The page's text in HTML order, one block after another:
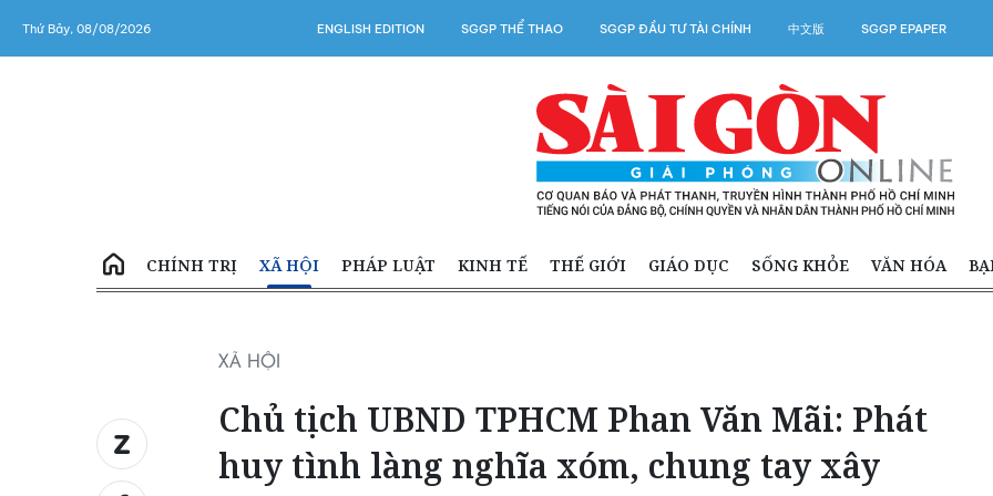
Thứ Bảy, 08/08/2026 ENGLISH EDITION SGGP THỂ THAO SGGP ĐẦU TƯ TÀI CHÍNH 中文版 SGGP EPAPER
CHÍNH TRỊ XÃ HỘI PHÁP LUẬT KINH TẾ THẾ GIỚI GIÁO DỤC SỐNG KHỎE VĂN HÓA
XÃ HỘI
Chủ tịch UBND TPHCM Phan Văn Mãi: Phát
huy tình làng nghĩa xóm, chung tay xây